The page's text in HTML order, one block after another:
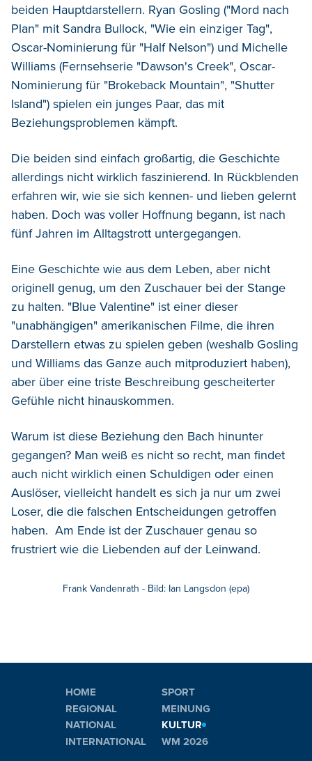
beiden Hauptdarstellern. Ryan Gosling ("Mord nach
Plan" mit Sandra Bullock, "Wie ein einziger Tag",
Oscar-Nominierung für "Half Nelson") und Michelle
Williams (Fernsehserie "Dawson's Creek", Oscar-
Nominierung für "Brokeback Mountain", "Shutter
Island") spielen ein junges Paar, das mit
Beziehungsproblemen kämpft.
Die beiden sind einfach großartig, die Geschichte
allerdings nicht wirklich faszinierend. In Rückblenden
erfahren wir, wie sie sich kennen- und lieben gelernt
haben. Doch was voller Hoffnung begann, ist nach
fünf Jahren im Alltagstrott untergegangen.
Eine Geschichte wie aus dem Leben, aber nicht
originell genug, um den Zuschauer bei der Stange
zu halten. "Blue Valentine" ist einer dieser
"unabhängigen" amerikanischen Filme, die ihren
Darstellern etwas zu spielen geben (weshalb Gosling
und Williams das Ganze auch mitproduziert haben),
aber über eine triste Beschreibung gescheiterter
Gefühle nicht hinauskommen.
Warum ist diese Beziehung den Bach hinunter
gegangen? Man weiß es nicht so recht, man findet
auch nicht wirklich einen Schuldigen oder einen
Auslöser, vielleicht handelt es sich ja nur um zwei
Loser, die die falschen Entscheidungen getroffen
haben. Am Ende ist der Zuschauer genau so
frustriert wie die Liebenden auf der Leinwand.
Frank Vandenrath - Bild: Ian Langsdon (epa)
HOME
REGIONAL
NATIONAL
INTERNATIONAL
SPORT
MEINUNG
KULTUR
WM 2026